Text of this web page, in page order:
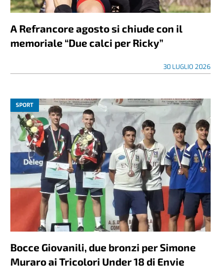
A Refrancore agosto si chiude con il
memoriale “Due calci per Ricky”
30 LUGLIO 2026
SPORT
Bocce Giovanili, due bronzi per Simone
Muraro ai Tricolori Under 18 di Envie